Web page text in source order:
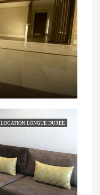
LOCATION LONGUE DURÉE